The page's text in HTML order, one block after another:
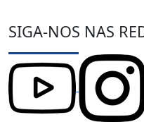
SIGA-NOS NAS